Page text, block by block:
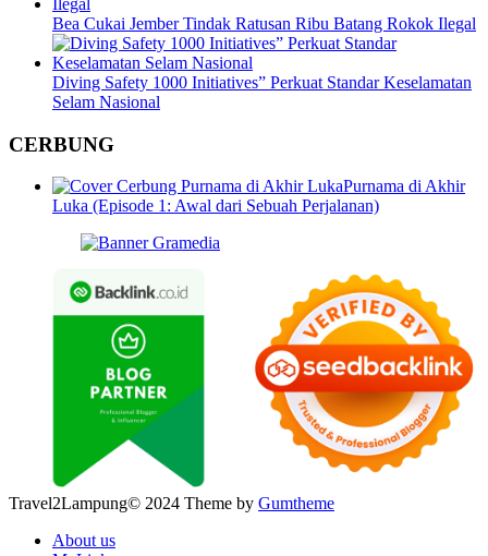
Bea Cukai Jember Tindak Ratusan Ribu Batang Rokok Ilegal
Diving Safety 1000 Initiatives” Perkuat Standar Keselamatan
Selam Nasional
CERBUNG
Purnama di Akhir
Luka (Episode 1: Awal dari Sebuah Perjalanan)
Travel2Lampung© 2024 Theme by Gumtheme
About us